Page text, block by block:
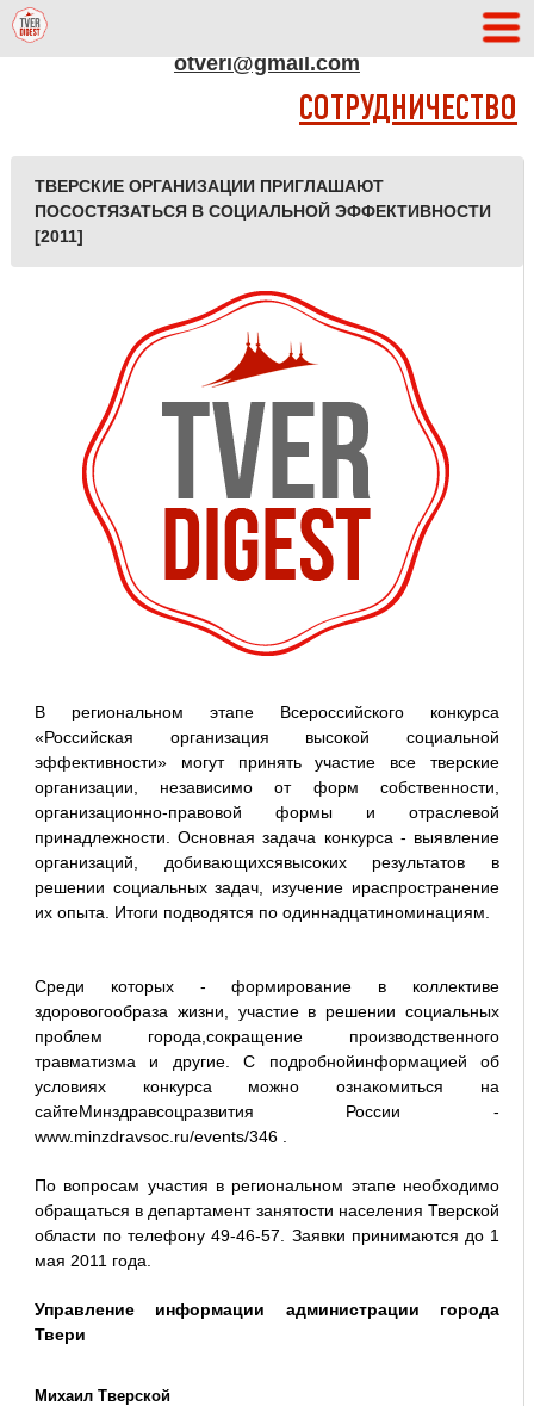
otveri@gmail.com
СОТРУДНИЧЕСТВО
ТВЕРСКИЕ ОРГАНИЗАЦИИ ПРИГЛАШАЮТ
ПОСОСТЯЗАТЬСЯ В СОЦИАЛЬНОЙ ЭФФЕКТИВНОСТИ
[2011]
В региональном этапе Всероссийского конкурса
«Российская организация высокой социальной
эффективности» могут принять участие все тверские
организации, независимо от форм собственности,
организационно-правовой формы и отраслевой
принадлежности. Основная задача конкурса - выявление
организаций, добивающихсявысоких результатов в
решении социальных задач, изучение ираспространение
их опыта. Итоги подводятся по одиннадцатиноминациям.
Среди которых - формирование в коллективе
здоровогообраза жизни, участие в решении социальных
проблем города,сокращение производственного
травматизма и другие. С подробнойинформацией об
условиях конкурса можно ознакомиться на
сайтеМинздравсоцразвития России -
www.minzdravsoc.ru/events/346 .
По вопросам участия в региональном этапе необходимо
обращаться в департамент занятости населения Тверской
области по телефону 49-46-57. Заявки принимаются до 1
мая 2011 года.
Управление информации администрации города
Твери
Михаил Тверской